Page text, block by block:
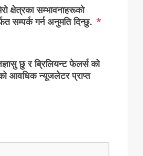
क्षेत्रका सम्भावनाहरूको
सम्पर्क गर्न अनुमति दिन्छु. *
छु र ब्रिलियन्ट फेलर्स को
आवधिक न्यूजलेटर प्राप्त